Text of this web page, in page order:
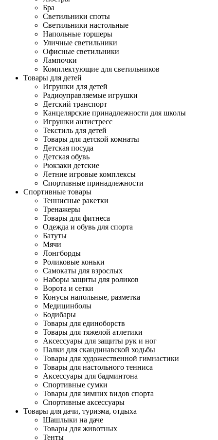
Бра
Светильники споты
Светильники настольные
Напольные торшеры
Уличные светильники
Офисные светильники
Лампочки
Комплектующие для светильников
Товары для детей
Игрушки для детей
Радиоуправляемые игрушки
Детский транспорт
Канцелярские принадлежности для школы
Игрушки антистресс
Текстиль для детей
Товары для детской комнаты
Детская посуда
Детская обувь
Рюкзаки детские
Летние игровые комплексы
Спортивные принадлежности
Спортивные товары
Теннисные ракетки
Тренажеры
Товары для фитнеса
Одежда и обувь для спорта
Батуты
Мячи
Лонгборды
Роликовые коньки
Самокаты для взрослых
Наборы защиты для роликов
Ворота и сетки
Конусы напольные, разметка
Медицинболы
Бодибары
Товары для единоборств
Товары для тяжелой атлетики
Аксессуары для защиты рук и ног
Палки для скандинавской ходьбы
Товары для художественной гимнастики
Товары для настольного тенниса
Аксессуары для бадминтона
Спортивные сумки
Товары для зимних видов спорта
Спортивные аксессуары
Товары для дачи, туризма, отдыха
Шашлыки на даче
Товары для животных
Тенты